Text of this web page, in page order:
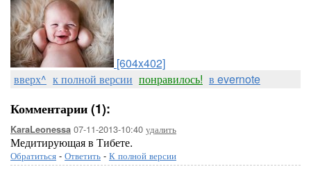
[604x402]
вверх^ к полной версии понравилось! в evernote
Комментарии (1):
KaraLeonessa 07-11-2013-10:40 удалить
Медитирующая в Тибете.
Обратиться - Ответить - К полной версии